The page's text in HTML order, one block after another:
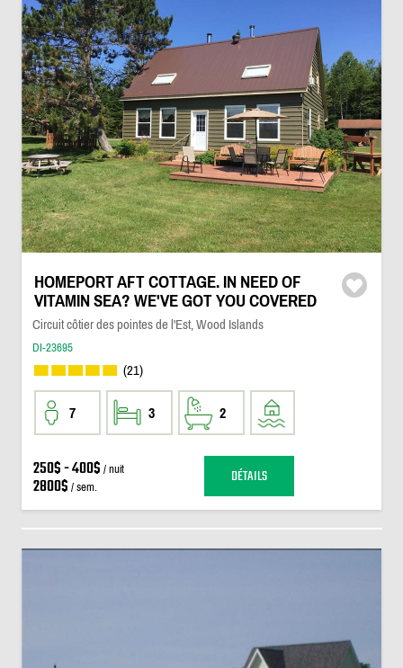
HOMEPORT AFT COTTAGE. IN NEED OF
VITAMIN SEA? WE'VE GOT YOU COVERED
Circuit côtier des pointes de l'Est, Wood Islands
DI-23695
(21)
7 3 2
250$ - 400$ / nuit
2800$ / sem. DÉTAILS